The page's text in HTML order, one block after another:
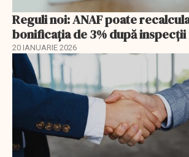
Reguli noi: ANAF poate
bonificația de 3% după
20 IANUARIE 2026